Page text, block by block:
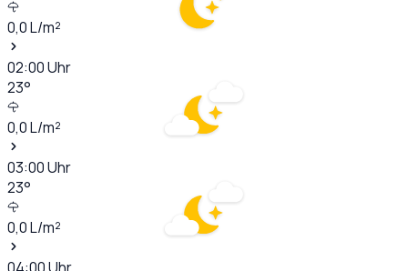
0,0L/m²
02:00Uhr
23°
0,0L/m²
03:00Uhr
23°
0,0L/m²